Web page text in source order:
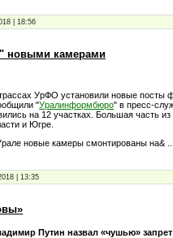
|18:56
новыми камерами
УрФО установили новые посты
"Уралинформбюро" в пресс-
на 12 участках. Большая часть
и Югре.
новые камеры смонтированы на&
|13:35
Путин назвал «чушью»